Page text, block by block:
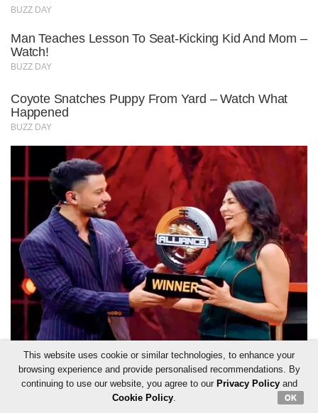
This website uses cookie or similar technologies, to enhance your
browsing experience and provide personalised recommendations. By
continuing to use our website, you agree to our Privacy Policyand
Cookie Policy. OK